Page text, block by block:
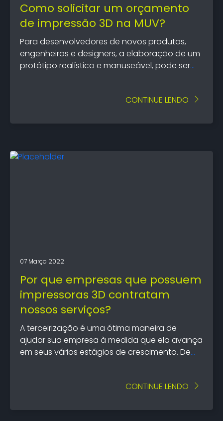
Como solicitar um orçamento
de impressão 3D na MUV?
Para desenvolvedores de novos produtos,
engenheiros e designers, a elaboração de um
protótipo realístico e manuseável, pode ser
CONTINUE LENDO
07 Março 2022
Por que empresas que possuem
impressoras 3D contratam
nossos serviços?
A terceirização é uma ótima maneira de
ajudar sua empresa à medida que ela avança
em seus vários estágios de crescimento. De
CONTINUE LENDO